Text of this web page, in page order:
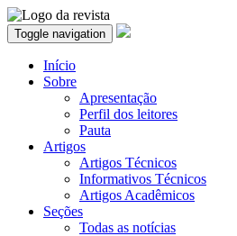
Toggle navigation
Início
Sobre
Apresentação
Perfil dos leitores
Pauta
Artigos
Artigos Técnicos
Informativos Técnicos
Artigos Acadêmicos
Seções
Todas as notícias